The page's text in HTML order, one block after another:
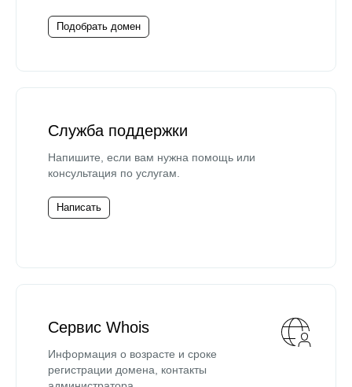
Подобрать домен
Служба поддержки
Напишите, если вам нужна помощь или
консультация по услугам.
Написать
Сервис Whois
Информация о возрасте и сроке
регистрации домена, контакты